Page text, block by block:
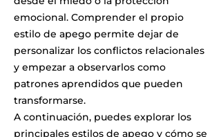
emocional. Comprender el propio
estilo de apego permite dejar de
personalizar los conflictos relacionales
y empezar a observarlos como
patrones aprendidos que pueden
transformarse.
A continuación, puedes explorar los
principales estilos de apego y cómo se